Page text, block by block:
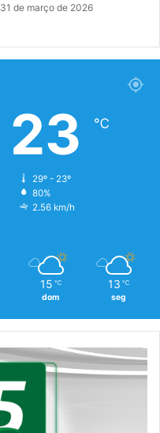
31 de março de 2026
23 ℃
29º - 23º
80%
2.56 km/h
15 ℃
dom
13 ℃
seg